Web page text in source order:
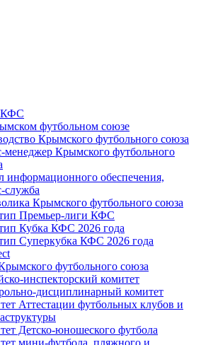
КФС
футбольном союзе
Крымского футбольного союза
Крымского футбольного
информационного обеспечения,
служба
Крымского футбольного союза
Премьер-лиги КФС
Кубка КФС 2026 года
Суперкубка КФС 2026 года
футбольного союза
инспекторский комитет
дисциплинарный комитет
Аттестации футбольных клубов и
Детско-юношеского футбола
мини-футбола, пляжного и